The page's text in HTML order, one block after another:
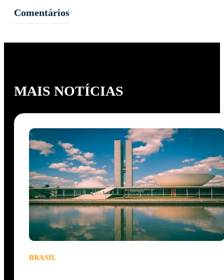
Comentários
MAIS NOTÍCIAS
BRASIL